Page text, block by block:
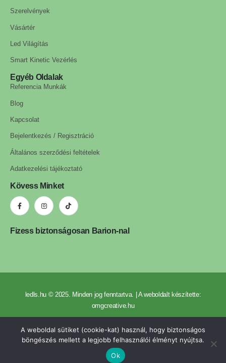
Szerelvények
Vásártér
Led Világítás
Smart Kinetic Vezérlés
Egyéb Oldalak
Referencia Munkák
Blog
Kapcsolat
Bejelentkezés / Regisztráció
Általános szerződési feltételek
Adatkezelési tájékoztató
Kövess Minket
Fizess biztonságosan Barion-nal
ledls.hu © 2025. Minden jog fenntartva. | A weboldalt készítette:
omgcreative.hu
A weboldal sütiket (cookie-kat) használ, hogy biztonságos
böngészés mellett a legjobb felhasználói élményt nyújtsa.
Ok